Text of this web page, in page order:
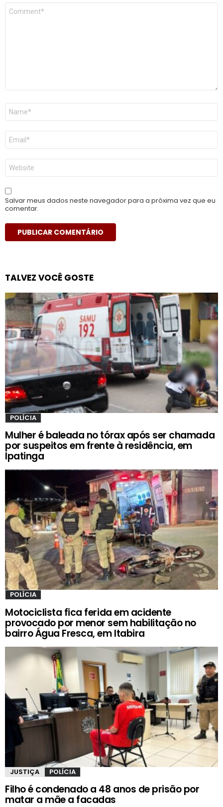
Comentário
Nome
E-
mail
*
Site
Salvar meus dados neste navegador para a próxima vez que eu
comentar.
TALVEZ VOCÊ GOSTE
POLÍCIA
Mulher é baleada no tórax após ser chamada
por suspeitos em frente à residência, em
Ipatinga
POLÍCIA
Motociclista fica ferida em acidente
provocado por menor sem habilitação no
bairro Água Fresca, em Itabira
JUSTIÇA POLÍCIA
Filho é condenado a 48 anos de prisão por
matar a mãe a facadas